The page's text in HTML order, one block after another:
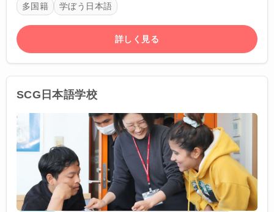
多国籍
学ぼう日本語
詳しく見る
SCG日本語学校